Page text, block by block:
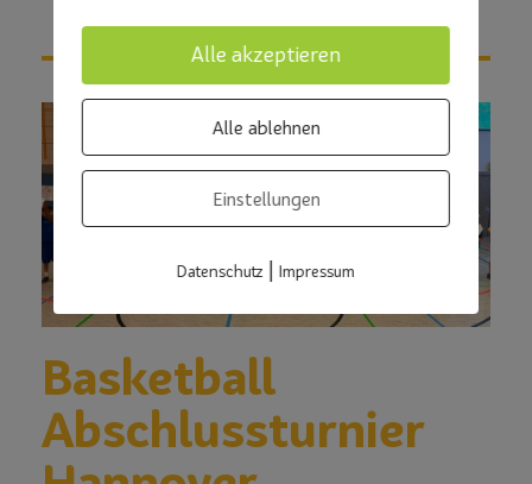
Basketball
Abschlussturnier
Alle akzeptieren
Alle ablehnen
Einstellungen
Datenschutz Impressum